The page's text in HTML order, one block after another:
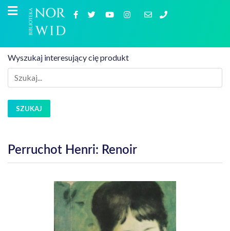
Wyszukaj interesujący cię produkt
SZUKAJ
Perruchot Henri: Renoir